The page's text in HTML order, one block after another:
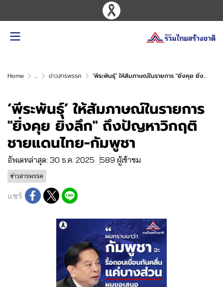
Home ... ข่าวสารพรรค ‘พีระพันธุ์’ ให้สัมภาษณ์ในรายการ "ยิ่งคุย ยิ่งลึก" ถึงปัญหาวิกฤติชายแดนไทย-กัมพูชา
‘พีระพันธุ์’ ให้สัมภาษณ์ในรายการ
"ยิ่งคุย ยิ่งลึก" ถึงปัญหาวิกฤติ
ชายแดนไทย-กัมพูชา
อัพเดทล่าสุด: 30 ธ.ค. 2025 589 ผู้เข้าชม
ข่าวสารพรรค
แชร์